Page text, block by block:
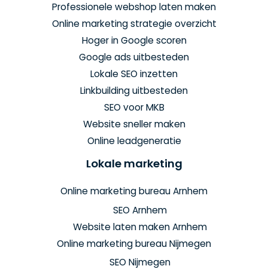
Professionele webshop laten maken
Online marketing strategie overzicht
Hoger in Google scoren
Google ads uitbesteden
Lokale SEO inzetten
Linkbuilding uitbesteden
SEO voor MKB
Website sneller maken
Online leadgeneratie
Lokale marketing
Online marketing bureau Arnhem
SEO Arnhem
Website laten maken Arnhem
Online marketing bureau Nijmegen
SEO Nijmegen